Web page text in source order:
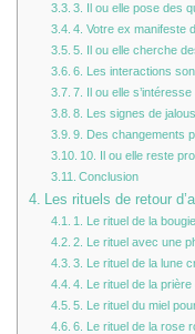
3. Il ou elle pose des
4. Votre ex manifeste
5. Il ou elle cherche
6. Les interactions
7. Il ou elle
8. Les signes de
9. Des changements
10. Il ou elle reste
Conclusion
Les rituels de retour
1. Le rituel de la
2. Le rituel avec une
3. Le rituel de la lune
4. Le rituel de la prière
5. Le rituel du miel
6. Le rituel de la rose